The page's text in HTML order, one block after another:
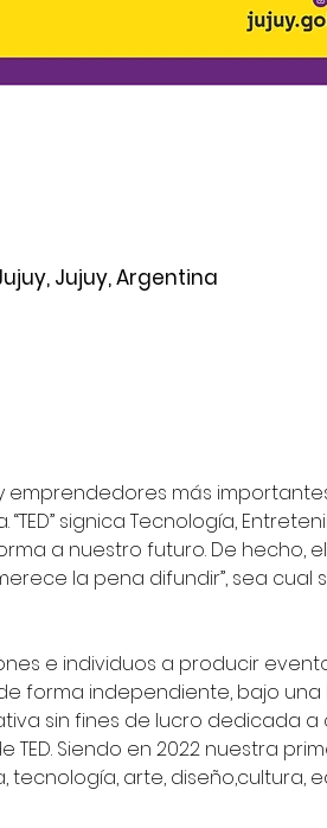
Jujuy, Argentina
emprendedores más
signica Tecnología,
a nuestro futuro. De hecho,
la pena difundir”, sea cual
e individuos a producir
de forma independiente, bajo
sin fines de lucro dedicada
Siendo en 2022 nuestra
arte, diseño,cultura,